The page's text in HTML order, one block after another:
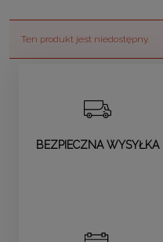
Ten produkt jest niedostępny.
BEZPIECZNA WYSYŁKA